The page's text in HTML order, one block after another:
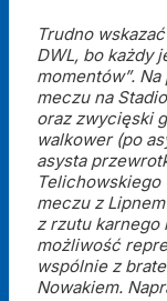
Trudno
DWL, bo każdy
momentów”.
meczu na
oraz zwycięski
walkower (po
asysta
meczu z
z rzutu karnego
możliwość
wspólnie z
Nowakiem.